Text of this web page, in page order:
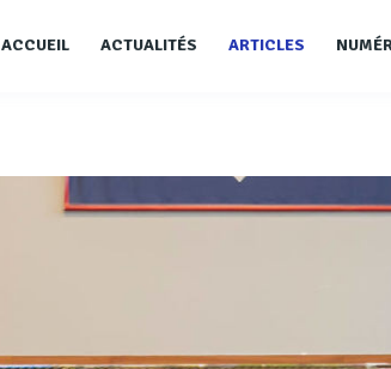
ACCUEIL ACTUALITÉS ARTICLES